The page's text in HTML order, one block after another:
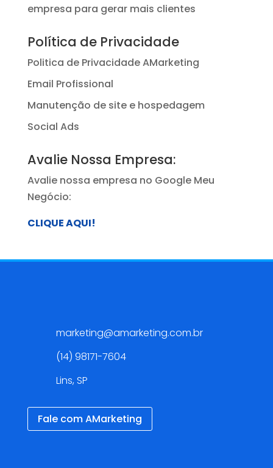
empresa para gerar mais clientes
Política de Privacidade
Politica de Privacidade AMarketing
Email Profissional
Manutenção de site e hospedagem
Social Ads
Avalie Nossa Empresa:
Avalie nossa empresa no Google Meu
Negócio:
CLIQUE AQUI!
marketing@amarketing.com.br
(14) 98171-7604
Lins, SP
Fale com AMarketing